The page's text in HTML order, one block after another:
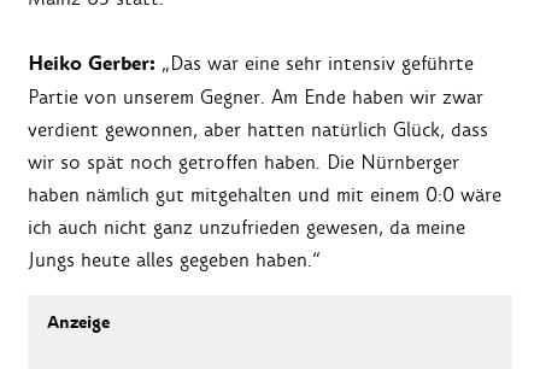
Heiko Gerber: „Das war eine sehr intensiv geführte
Partie von unserem Gegner. Am Ende haben wir zwar
verdient gewonnen, aber hatten natürlich Glück, dass
wir so spät noch getroffen haben. Die Nürnberger
haben nämlich gut mitgehalten und mit einem 0:0 wäre
ich auch nicht ganz unzufrieden gewesen, da meine
Jungs heute alles gegeben haben.“